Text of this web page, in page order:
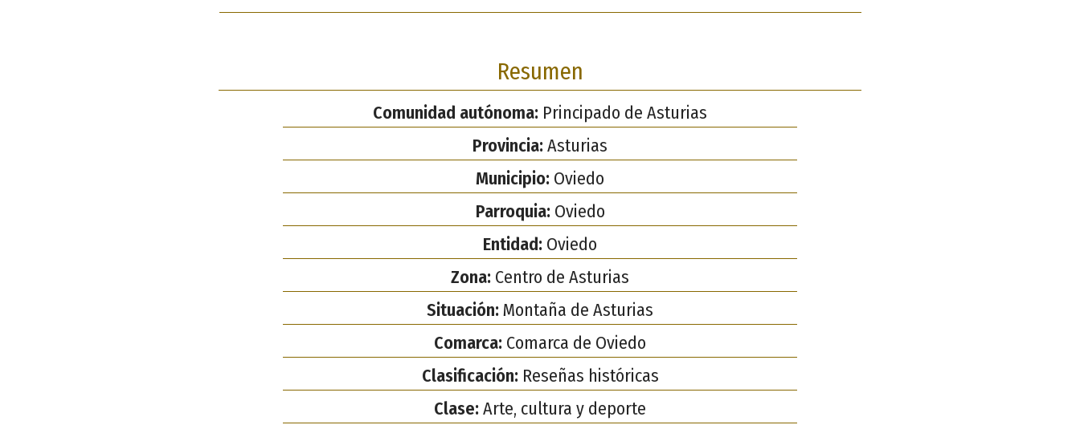
Resumen
Comunidad autónoma: Principado de Asturias
Provincia: Asturias
Municipio: Oviedo
Parroquia: Oviedo
Entidad: Oviedo
Zona: Centro de Asturias
Situación: Montaña de Asturias
Comarca: Comarca de Oviedo
Clasificación: Reseñas históricas
Clase: Arte, cultura y deporte